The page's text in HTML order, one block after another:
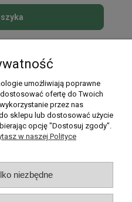
dostawa
umożliwiają poprawne
ofertę do Twoich
przez nas
sklepu lub dostosować użycie
opcję "Dostosuj zgody".
w naszej Polityce
niezbędne